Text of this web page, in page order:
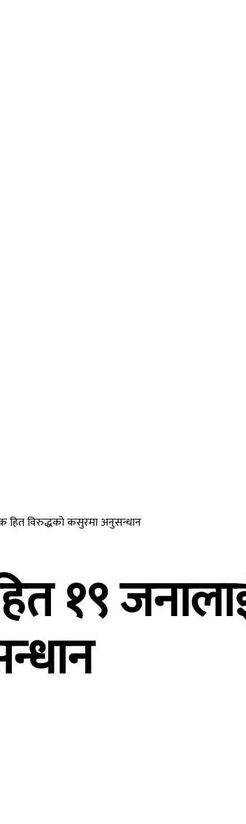
हित विरुद्धको कसुरमा अनुसन्धान
१९